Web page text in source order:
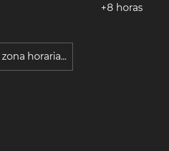
+8 horas
horaria...